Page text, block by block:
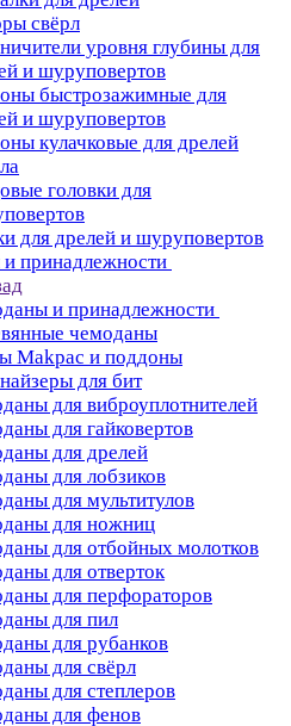
свёрл
уровня глубины для
и шуруповертов
быстрозажимные для
и шуруповертов
кулачковые для дрелей
головки для
для дрелей и шуруповертов
принадлежности
и принадлежности
чемоданы
Makpac и поддоны
для бит
для виброуплотнителей
для гайковертов
для дрелей
для лобзиков
для мультитулов
для ножниц
для отбойных молотков
для отверток
для перфораторов
для пил
для рубанков
для свёрл
для степлеров
для фенов